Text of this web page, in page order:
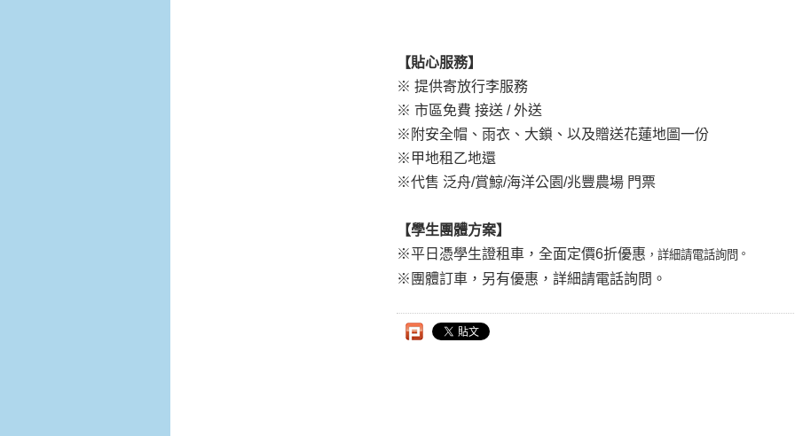
【貼心服務】
※ 提供寄放行李服務
※ 市區免費 接送 / 外送
※附安全帽、雨衣、大鎖、以及贈送花蓮地圖一份
※甲地租乙地還
※代售 泛舟/賞鯨/海洋公園/兆豐農場 門票
【學生團體方案】
※平日憑學生證租車，全面定價6折優惠 ，詳細請電話詢問 。
※團體訂車，另有優惠，詳細請電話詢問。